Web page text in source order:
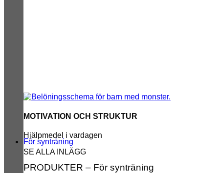
MOTIVATION OCH STRUKTUR
Hjälpmedel i vardagen
SE ALLA INLÄGG
För synträning
PRODUKTER – För synträning